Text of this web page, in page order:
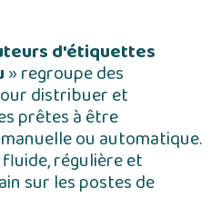
d'étiquettes
» regroupe des
distribuer et
prêtes à être
ou automatique.
régulière et
sur les postes de